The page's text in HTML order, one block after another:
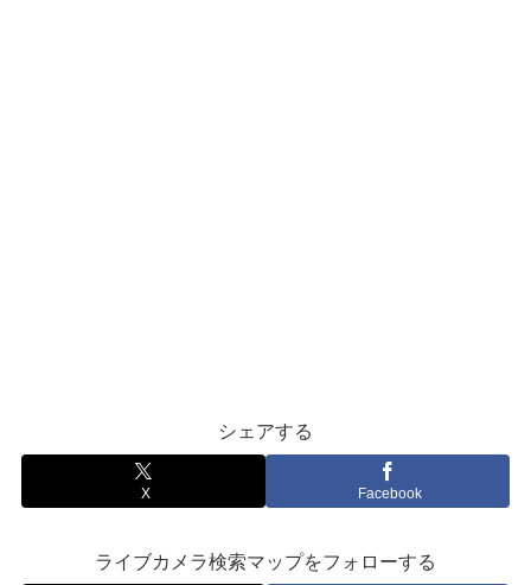
シェアする
X Facebook
ライブカメラ検索マップをフォローする